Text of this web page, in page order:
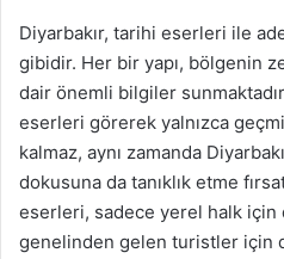
Diyarbakır, tarihi eserleri ile
gibidir. Her bir yapı, bölgenin
dair önemli bilgiler
eserleri görerek yalnızca
kalmaz, aynı zamanda
dokusuna da tanıklık etme
eserleri, sadece yerel halk için
genelinden gelen turistler için